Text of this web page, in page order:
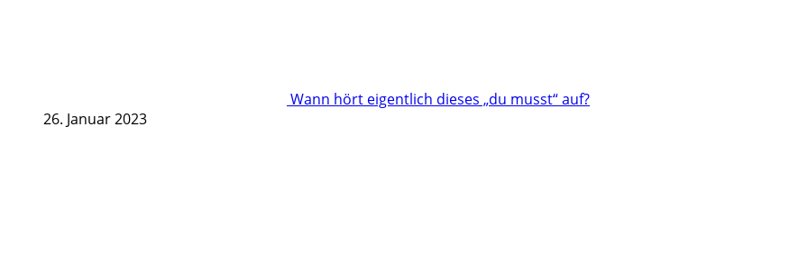
Wann hört eigentlich dieses „du musst“ auf?
26. Januar 2023